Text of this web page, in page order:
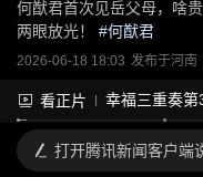
何猷君首次见岳父母，啥
两眼放光！
#何猷君
2026-06-18 18:03 发布于河南
看正片 幸福三重奏第
打开腾讯新闻客户端